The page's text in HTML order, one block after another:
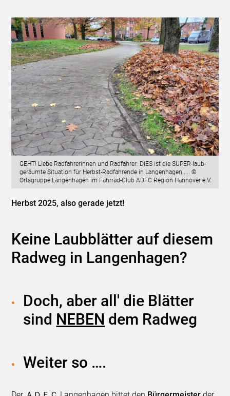
GEHT! Liebe Radfahrerinnen und Radfahrer: DIES ist die SUPER-laub-
geräumte Situation für Herbst-Radfahrende in Langenhagen .... ©
Ortsgruppe Langenhagen im Fahrrad-Club ADFC Region Hannover e.V.
Herbst 2025, also gerade jetzt!
Keine Laubblätter auf diesem
Radweg in Langenhagen?
Doch, aber all' die Blätter
sind NEBEN dem Radweg
Weiter so ….